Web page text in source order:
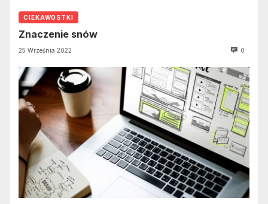
CIEKAWOSTKI
Znaczenie snów
25 Września 2022 0